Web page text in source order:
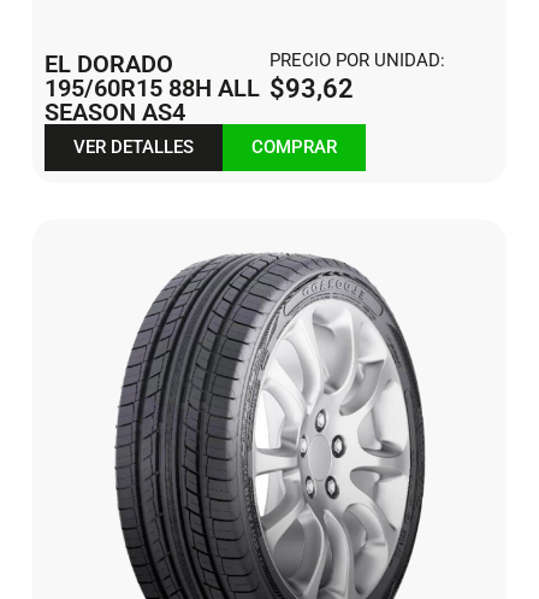
EL DORADO
195/60R15 88H ALL
SEASON AS4
PRECIO POR UNIDAD:
$93,62
VER DETALLES COMPRAR